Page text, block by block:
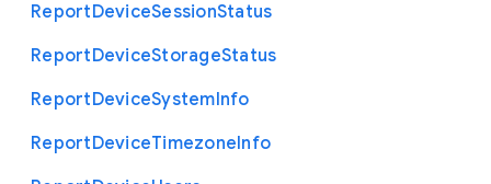
ReportDeviceSessionStatus
ReportDeviceStorageStatus
ReportDeviceSystemInfo
ReportDeviceTimezoneInfo